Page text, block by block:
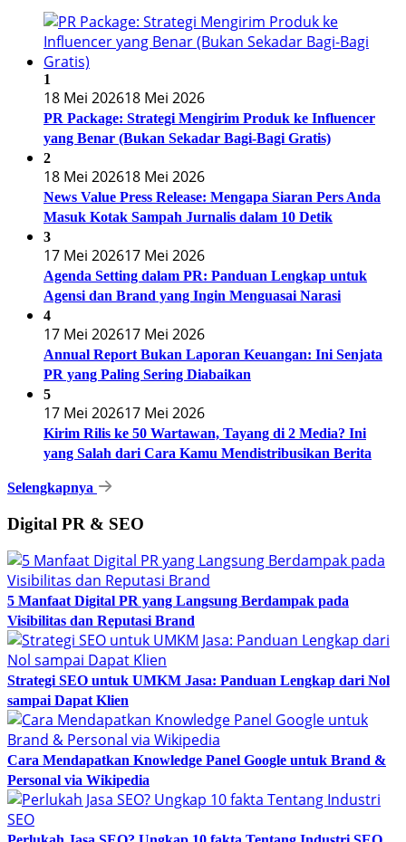
1
18 Mei 202618 Mei 2026
PR Package: Strategi Mengirim Produk ke Influencer
yang Benar (Bukan Sekadar Bagi-Bagi Gratis)
2
18 Mei 202618 Mei 2026
News Value Press Release: Mengapa Siaran Pers Anda
Masuk Kotak Sampah Jurnalis dalam 10 Detik
3
17 Mei 202617 Mei 2026
Agenda Setting dalam PR: Panduan Lengkap untuk
Agensi dan Brand yang Ingin Menguasai Narasi
4
17 Mei 202617 Mei 2026
Annual Report Bukan Laporan Keuangan: Ini Senjata
PR yang Paling Sering Diabaikan
5
17 Mei 202617 Mei 2026
Kirim Rilis ke 50 Wartawan, Tayang di 2 Media? Ini
yang Salah dari Cara Kamu Mendistribusikan Berita
Selengkapnya
Digital PR & SEO
5 Manfaat Digital PR yang Langsung Berdampak pada
Visibilitas dan Reputasi Brand
Strategi SEO untuk UMKM Jasa: Panduan Lengkap dari Nol
sampai Dapat Klien
Cara Mendapatkan Knowledge Panel Google untuk Brand &
Personal via Wikipedia